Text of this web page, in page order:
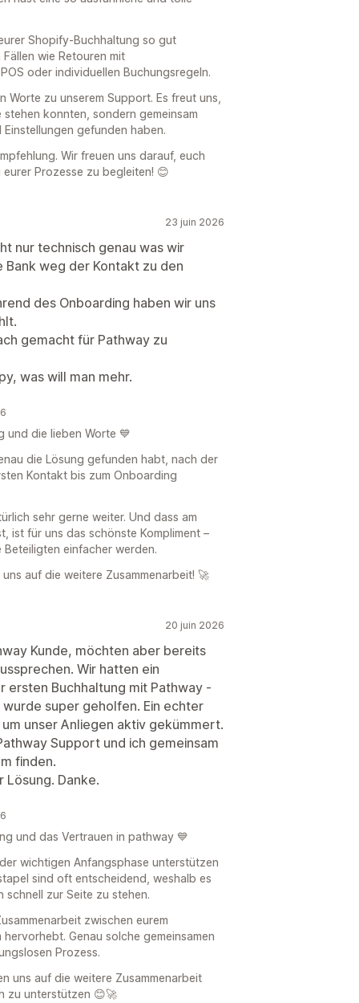
Shopify-Buchhaltung so gut
wie Retouren mit
oder individuellen Buchungsregeln.
zu unserem Support. Es freut uns,
konnten, sondern gemeinsam
gefunden haben.
Wir freuen uns darauf, euch
Prozesse zu begleiten! 😊
23 juin 2026
nur technisch genau was wir
weg der Kontakt zu den
des Onboarding haben wir uns
gemacht für Pathway zu
was will man mehr.
und die lieben Worte 💙
die Lösung gefunden habt, nach der
Kontakt bis zum Onboarding
sehr gerne weiter. Und dass am
ist für uns das schönste Kompliment –
einfacher werden.
auf die weitere Zusammenarbeit! 🚀
20 juin 2026
Kunde, möchten aber bereits
Wir hatten ein
Buchhaltung mit Pathway -
super geholfen. Ein echter
unser Anliegen aktiv gekümmert.
Support und ich gemeinsam
finden.
Lösung. Danke.
und das Vertrauen in pathway 💙
wichtigen Anfangsphase unterstützen
sind oft entscheidend, weshalb es
zur Seite zu stehen.
zwischen eurem
Genau solche gemeinsamen
Prozess.
uns auf die weitere Zusammenarbeit
zu unterstützen 😊🚀